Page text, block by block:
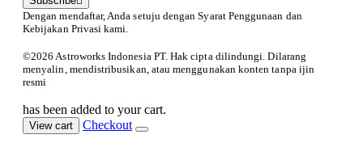
Dengan mendaftar, Anda setuju dengan Syarat Penggunaan dan
Kebijakan Privasi kami.
©️2026 Astroworks Indonesia PT. Hak cipta dilindungi. Dilarang
menyalin, mendistribusikan, atau menggunakan konten tanpa ijin
resmi
has been added to your cart.
View cart Checkout